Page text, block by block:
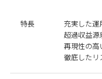
特長
充実した運
超過収益源
再現性の高
徹底したリ